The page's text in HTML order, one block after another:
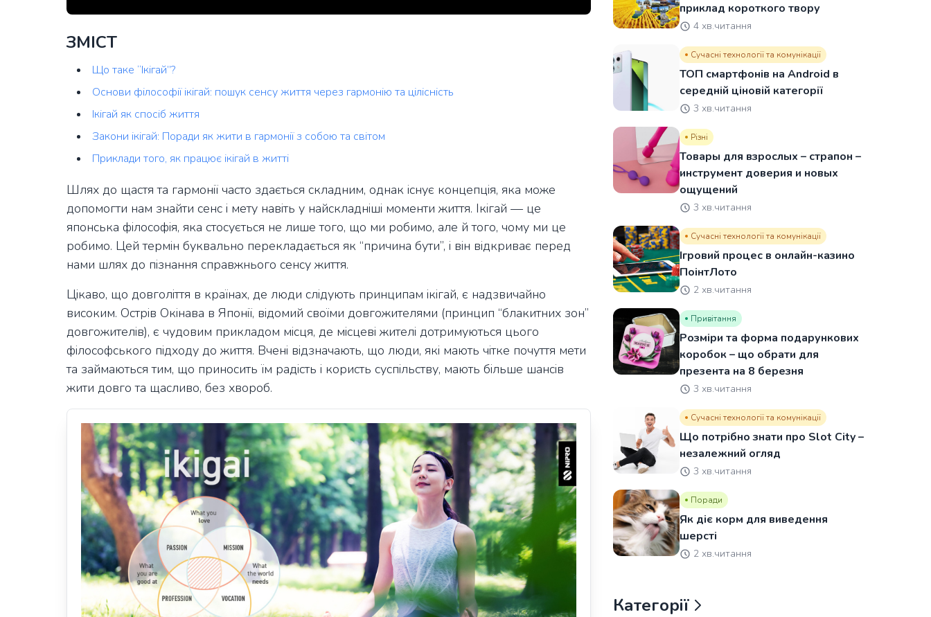
ЗМІСТ
Що таке “Ікігай”?
Основи філософії ікігай: пошук сенсу життя через гармонію та цілісність
Ікігай як спосіб життя
Закони ікігай: Поради як жити в гармонії з собою та світом
Приклади того, як працює ікігай в житті
Шлях до щастя та гармонії часто здається складним, однак існує концепція, яка може
допомогти нам знайти сенс і мету навіть у найскладніші моменти життя. Ікігай — це
японська філософія, яка стосується не лише того, що ми робимо, але й того, чому ми це
робимо. Цей термін буквально перекладається як “причина бути”, і він відкриває перед
нами шлях до пізнання справжнього сенсу життя.
Цікаво, що довголіття в країнах, де люди слідують принципам ікігай, є надзвичайно
високим. Острів Окінава в Японії, відомий своїми довгожителями (принцип “блакитних зон”
довгожителів), є чудовим прикладом місця, де місцеві жителі дотримуються цього
філософського підходу до життя. Вчені відзначають, що люди, які мають чітке почуття мети
та займаються тим, що приносить їм радість і користь суспільству, мають більше шансів
жити довго та щасливо, без хвороб.
приклад короткого твору
4 хв.читання
Сучасні технології та комунікації
ТОП смартфонів на Android в
середній ціновій категорії
3 хв.читання
Різні
Товары для взрослых – страпон –
инструмент доверия и новых
ощущений
3 хв.читання
Сучасні технології та комунікації
Ігровий процес в онлайн-казино
ПоінтЛото
2 хв.читання
Привітання
Розміри та форма подарункових
коробок – що обрати для
презента на 8 березня
3 хв.читання
Сучасні технології та комунікації
Що потрібно знати про Slot City –
незалежний огляд
3 хв.читання
Поради
Як діє корм для виведення
шерсті
2 хв.читання
Категорії